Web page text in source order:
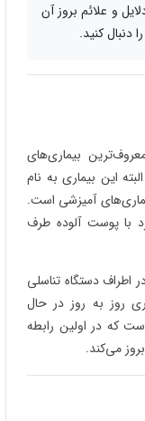
و علائم بروز آن
دنبال کنید.
بیماری‌های
این بیماری به نام‌
آمیزشی است.
با پوست آلوده طرف
اطراف دستگاه تناسلی
روز به روز در حال
که در اولین رابطه
می‌کند.